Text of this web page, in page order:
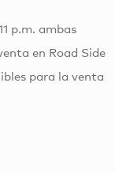
p.m. ambas
en Road Side
para la venta